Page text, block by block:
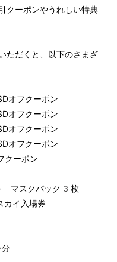
クーポンやうれしい特典
ただくと、以下のさまざ
フクーポン
フクーポン
フクーポン
フクーポン
ーポン
マスクパック3枚
イ入場券